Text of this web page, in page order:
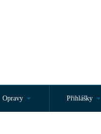
Opravy Přihlášky